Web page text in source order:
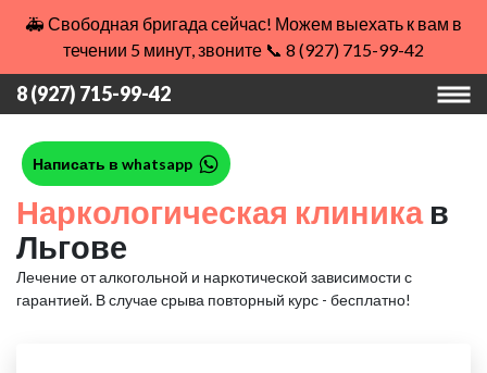
🚑 Свободная бригада сейчас! Можем выехать к вам в
течении 5 минут, звоните 📞 8 (927) 715-99-42
8 (927) 715-99-42
Написать в whatsapp
Наркологическая клиникав
Льгове
Лечение от алкогольной и наркотической зависимости с
гарантией. В случае срыва повторный курс - бесплатно!